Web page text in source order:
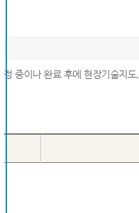
중이나 완료 후에 현장기술지